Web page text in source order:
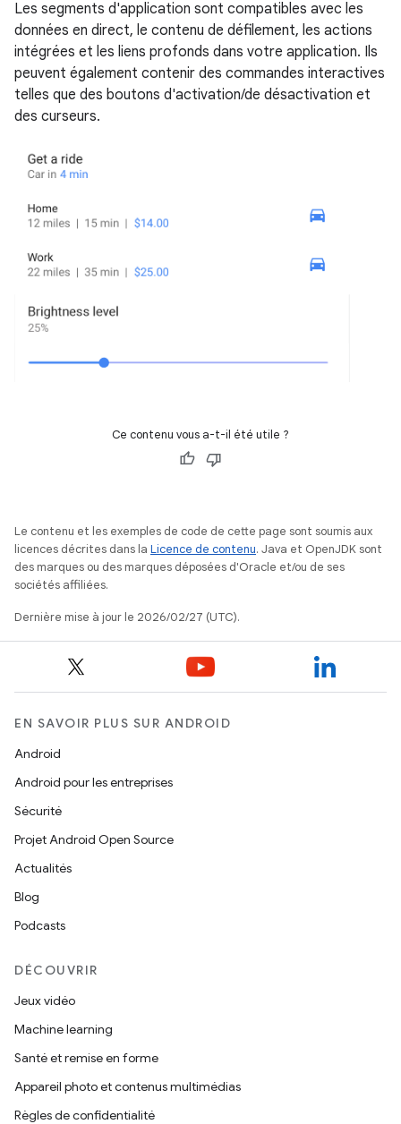
Les segments d'application sont compatibles avec les
données en direct, le contenu de défilement, les actions
intégrées et les liens profonds dans votre application. Ils
peuvent également contenir des commandes interactives
telles que des boutons d'activation/de désactivation et
des curseurs.
Ce contenu vous a-t-il été utile ?
Le contenu et les exemples de code de cette page sont soumis aux
licences décrites dans la Licence de contenu. Java et OpenJDK sont
des marques ou des marques déposées d'Oracle et/ou de ses
sociétés affiliées.
Dernière mise à jour le 2026/02/27 (UTC).
EN SAVOIR PLUS SUR ANDROID
Android
Android pour les entreprises
Sécurité
Projet Android Open Source
Actualités
Blog
Podcasts
DÉCOUVRIR
Jeux vidéo
Machine learning
Santé et remise en forme
Appareil photo et contenus multimédias
Règles de confidentialité